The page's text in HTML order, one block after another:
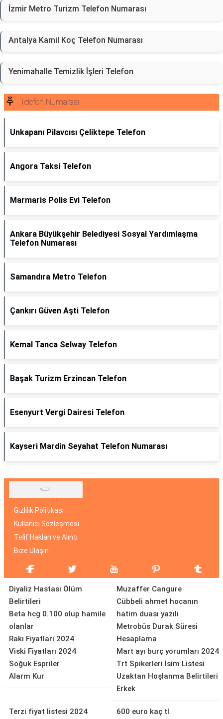
İzmir Metro Turizm Telefon Numarası
Antalya Kamil Koç Telefon Numarası
Yenimahalle Temizlik İşleri Telefon
Telefon Numarası
Unkapanı Pilavcısı Çeliktepe Telefon
Angora Taksi Telefon
Marmaris Polis Evi Telefon
Ankara Büyükşehir Belediyesi Sosyal Yardımlaşma
Telefon Numarası
Samandıra Metro Telefon
Çankırı Güven Aşti Telefon
Kemal Tanca Selway Telefon
Başak Turizm Erzincan Telefon
Esenyurt Vergi Dairesi Telefon
Kayseri Mardin Seyahat Telefon Numarası
Gizlilik Politikası
Kullanıcı Sözleşmesi
Telif Hakları ve Alıntı
Bize Ulaşın
Diyaliz Hastası Ölüm
Belirtileri
Beta hcg 0.100 olup hamile
olanlar
Rakı Fiyatları 2024
Viski Fiyatları 2024
Soğuk Espriler
Alarm Kur
Muzaffer Cangure
Cübbeli ahmet hocanın
hatim duası yazılı
Metrobüs Durak Süresi
Hesaplama
Mart ayı burç yorumları 2024
Trt Spikerleri İsim Listesi
Uzaktan Hoşlanma Belirtileri
Erkek
Terzi fiyat listesi 2024
600 euro kaç tl